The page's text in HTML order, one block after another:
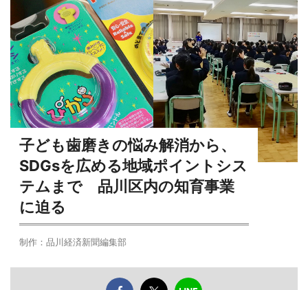
子ども歯磨きの悩み解消から、
SDGsを広める地域ポイントシス
テムまで 品川区内の知育事業
に迫る
制作：品川経済新聞編集部